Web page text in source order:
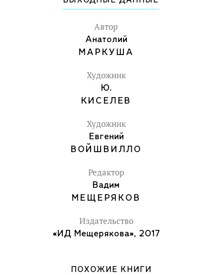
Автор
Анатолий
МАРКУША
Художник
Ю.
КИСЕЛЕВ
Художник
Евгений
ВОЙШВИЛЛО
Редактор
Вадим
МЕЩЕРЯКОВ
Издательство
«ИД Мещерякова», 2017
ПОХОЖИЕ КНИГИ